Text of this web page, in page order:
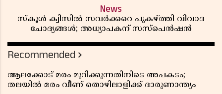
News
സ്കൂൾ ക്വിസിൽ സവർക്കറെ പുകഴ്ത്തി വിവാദ
ചോദ്യങ്ങൾ; അധ്യാപകന് സസ്പെൻഷൻ
Recommended
ആലക്കോട് മരം മുറിക്കുന്നതിനിടെ അപകടം;
തലയിൽ മരം വീണ് തൊഴിലാളിക്ക് ദാരുണാന്ത്യം